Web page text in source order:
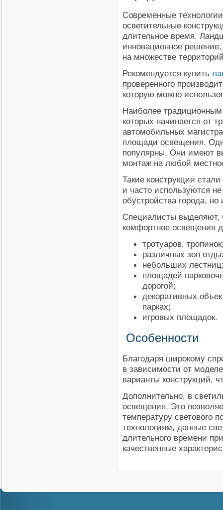
Современные
осветительные
длительное время.
инновационное решение,
на множестве
Рекомендуется купить
проверенного
которую можно
Наиболее
которых начинается от
автомобильных
площади освещения.
популярны. Они имеют
монтаж на любой
Такие конструкции
и часто используются
обустройства города,
Специалисты выделяют,
комфортное освещения
тротуаров,
различных зон
небольших
площадей
дорогой;
декоративных
парках;
игровых площадок.
Особенности
Благодаря широкому
в зависимости от
варианты конструкций,
Дополнительно, в
освещения. Это
температуру светового
технологиям, данные
длительного времени
качественные